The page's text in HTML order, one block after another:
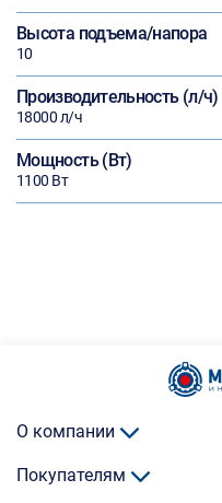
Высота подъема/напора
10
Производительность (л/ч)
18000 л/ч
Мощность (Вт)
1100 Вт
О компании
Покупателям